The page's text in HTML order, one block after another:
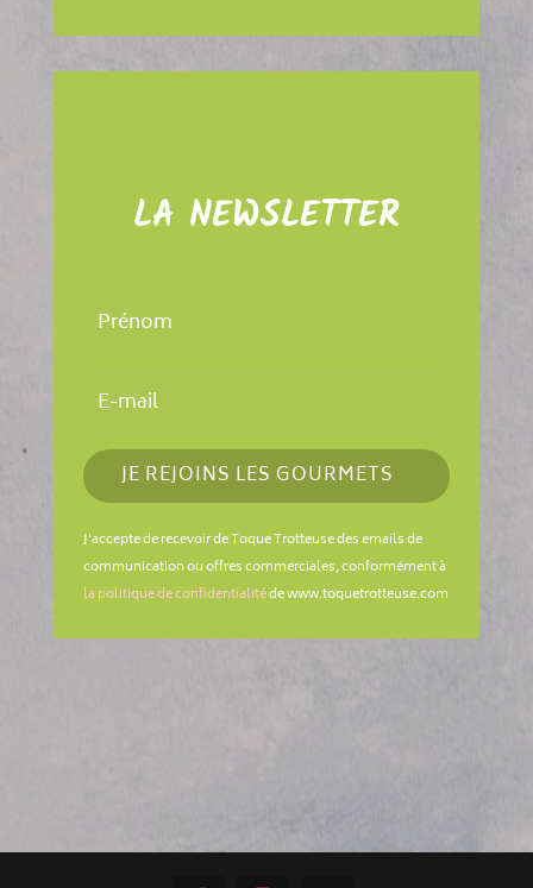
LA NEWSLETTER
JE REJOINS LES GOURMETS
J'accepte de recevoir de Toque Trotteuse des emails de
communication ou offres commerciales, conformément à
la politique de confidentialitéde www.toquetrotteuse.com